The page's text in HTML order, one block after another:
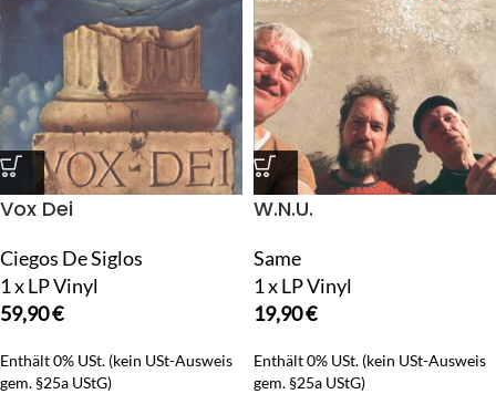
Vox Dei
Ciegos De Siglos
1 x LP Vinyl
59,90€
Enthält 0% USt. (kein USt-Ausweis
gem. §25a UStG)
W.N.U.
Same
1 x LP Vinyl
19,90€
Enthält 0% USt. (kein USt-Ausweis
gem. §25a UStG)